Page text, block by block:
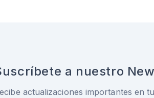
a nuestro
actualizaciones importantes en